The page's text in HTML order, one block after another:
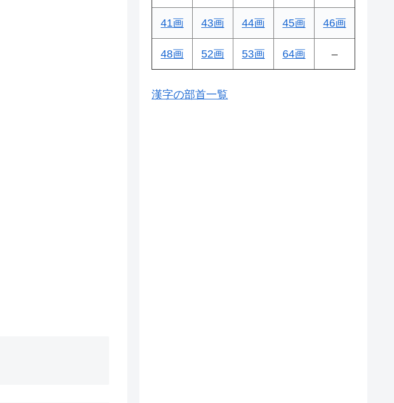
41画 43画 44画 45画 46画
48画 52画 53画 64画 –
漢字の部首一覧